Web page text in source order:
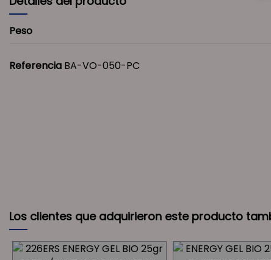
Peso
Referencia BA-VO-050-PC
Los clientes que adquirieron este producto